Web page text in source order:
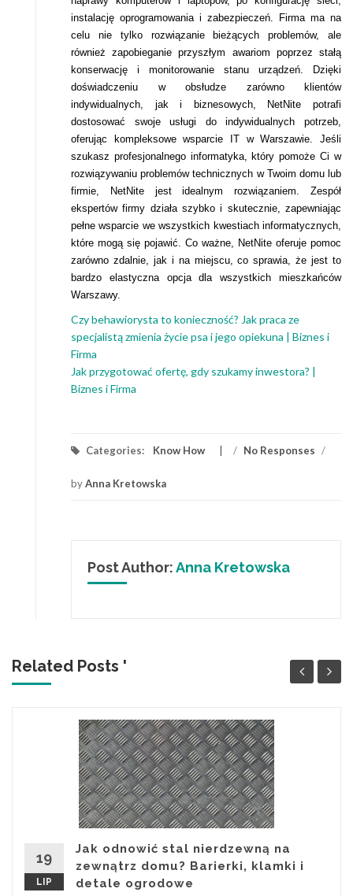
instalację oprogramowania i zabezpieczeń. Firma ma na
celu nie tylko rozwiązanie bieżących problemów, ale
również zapobieganie przyszłym awariom poprzez stałą
konserwację i monitorowanie stanu urządzeń. Dzięki
doświadczeniu w obsłudze zarówno klientów
indywidualnych, jak i biznesowych, NetNite potrafi
dostosować swoje usługi do indywidualnych potrzeb,
oferując kompleksowe wsparcie IT w Warszawie. Jeśli
szukasz profesjonalnego informatyka, który pomoże Ci w
rozwiązywaniu problemów technicznych w Twoim domu lub
firmie, NetNite jest idealnym rozwiązaniem. Zespół
ekspertów firmy działa szybko i skutecznie, zapewniając
pełne wsparcie we wszystkich kwestiach informatycznych,
które mogą się pojawić. Co ważne, NetNite oferuje pomoc
zarówno zdalnie, jak i na miejscu, co sprawia, że jest to
bardzo elastyczna opcja dla wszystkich mieszkańców
Warszawy.
Czy behawiorysta to konieczność? Jak praca ze
specjalistą zmienia życie psa i jego opiekuna | Biznes i
Firma
Jak przygotować ofertę, gdy szukamy inwestora? |
Biznes i Firma
Categories: Know How / No Responses /
byAnna Kretowska
Post Author:Anna Kretowska
Related Posts '
19
LIP
Jak odnowić stal nierdzewną na
zewnątrz domu? Barierki, klamki i
detale ogrodowe